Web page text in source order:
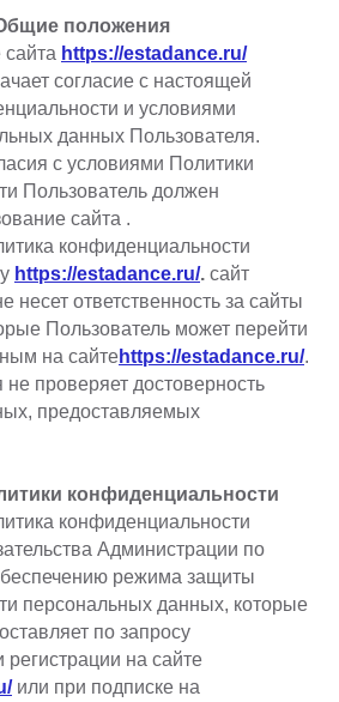
положения
https://estadance.ru/
согласие с настоящей
и условиями
данных Пользователя.
с условиями Политики
Пользователь должен
сайта .
конфиденциальности
https://estadance.ru/. сайт
несет ответственность за сайты
Пользователь может перейти
на сайтеhttps://estadance.ru/.
проверяет достоверность
предоставляемых
конфиденциальности
конфиденциальности
Администрации по
режима защиты
персональных данных, которые
по запросу
на сайте
или при подписке на